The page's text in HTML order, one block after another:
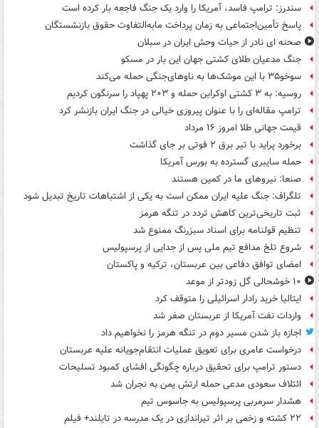
سندرز: ترامپ فاسد، آمریکا را وارد یک جنگ فاجعه بار کرده است
پاسخ تأمین‌اجتماعی به زمان پرداخت مابه‌التفاوت حقوق بازنشستگان
صحنه ای نادر از حیات وحش ایران در سبلان
جنگ مدعیان طلای کشتی جهان این بار در مسکو
سوخو۳۵ با این موشک‌ها به ناوهای‌جنگی حمله می‌کند
روسیه: به ۳ کشتی اوکراین حمله و ۲۰۳ پهپاد را سرنگون کردیم
ترامپ مقاله‌ای را با عنوان پیروزی خیالی در جنگ ایران بازنشر کرد
قیمت جهانی طلا امروز ۱۶ مرداد
برخورد پراید با تیر برق ۲ فوتی بر جای گذاشت
حمله سایبری گسترده به بورس آمریکا
صنعا: نیروهای ما در کمین‌ هستند
تلگراف: جنگ علیه ایران ممکن است به یکی از اشتباهات تاریخ تبدیل شود
ثبت تاریخی‌ترین کاهش تردد در تنگه هرمز
تنظیم قولنامه برای اسناد سبزرنگ ممنوع شد
شروع تلخ مدافع تیم ملی پس از جدایی از پرسپولیس
امضای توافق دفاعی بین عربستان، ترکیه و پاکستان
۱۰ خوشحالی گل زودتر از موعد
ایتالیا خرید رادار اسرائیلی را متوقف کرد
واردات نفت آمریکا از عربستان صفر شد
اجازه باز شدن مسیر دوم در تنگه هرمز را نخواهیم داد
درخواست عامری برای تعویق عملیات انتقام‌جویانه علیه عربستان
دستور ترامپ برای تحقیق درباره چگونگی افشای کمبود تسلیحات
ائتلاف سعودی مدعی حمله ارتش یمن به نجران شد
هشدار سرمربی پرسپولیس به جاسوس تیم
۲۲ کشته و زخمی بر اثر تیراندازی در یک مدرسه در تایلند+ فیلم